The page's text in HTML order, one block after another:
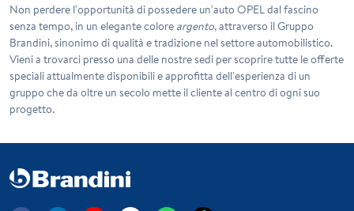
Non perdere l'opportunità di possedere un'autoOPELdal fascino
senza tempo, in un elegante colore argento, attraverso il Gruppo
Brandini, sinonimo di qualità e tradizione nel settore automobilistico.
Vieni a trovarci presso una delle nostre sedi per scoprire tutte le offerte
speciali attualmente disponibili e approfitta dell'esperienza di un
gruppo che da oltre un secolo mette il cliente al centro di ogni suo
progetto.